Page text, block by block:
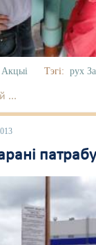
Акцыі Тэгі: рух
...